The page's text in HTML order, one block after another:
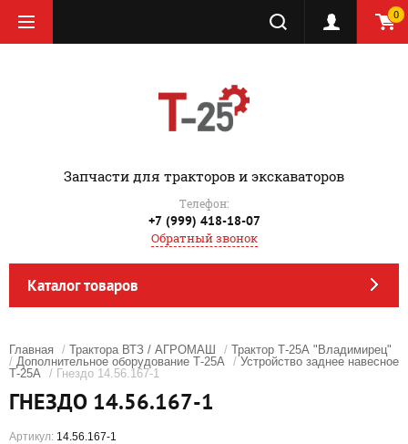
0
‎Запчасти для тракторов и экскаваторов
Телефон:
+7 (999) 418-18-07
Обратный звонок
Каталог товаров
Главная / Трактора ВТЗ / АГРОМАШ / Трактор Т-25А "Владимирец"
/ Дополнительное оборудование Т-25А / Устройство заднее навесное
Т-25А / Гнездо 14.56.167-1
ГНЕЗДО 14.56.167-1
Артикул: 14.56.167-1